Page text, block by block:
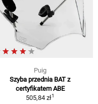
Puig
Szyba przednia BAT z
certyfikatem ABE
505,84 zł1